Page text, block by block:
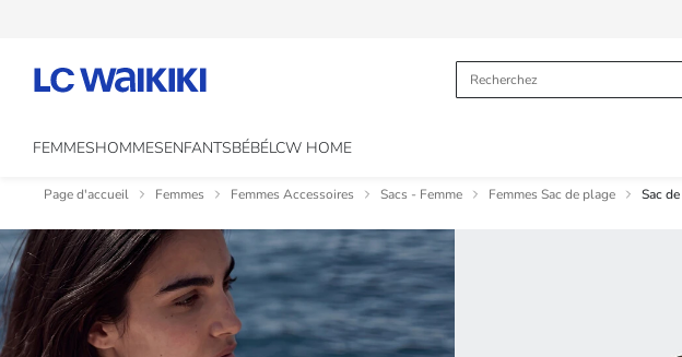
FEMMESHOMMESENFANTSBÉBÉLCW HOME
Page d'accueil Femmes Femmes Accessoires Sacs - Femme Femmes Sac de plage Sac